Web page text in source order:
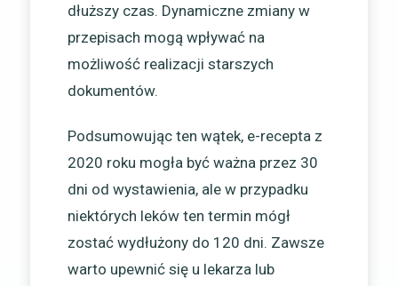
dłuższy czas. Dynamiczne zmiany w
przepisach mogą wpływać na
możliwość realizacji starszych
dokumentów.
Podsumowując ten wątek, e-recepta z
2020 roku mogła być ważna przez 30
dni od wystawienia, ale w przypadku
niektórych leków ten termin mógł
zostać wydłużony do 120 dni. Zawsze
warto upewnić się u lekarza lub